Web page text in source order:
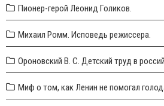
Пионер-герой Леонид Голиков.
Михаил Ромм. Исповедь режиссера.
Ороновский В. С. Детский труд в
Миф о том, как Ленин не помогал